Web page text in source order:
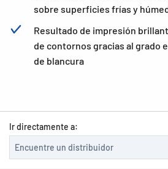
sobre superficies frías y
Resultado de impresión
de contornos gracias al grado
de blancura
Ir directamente a: